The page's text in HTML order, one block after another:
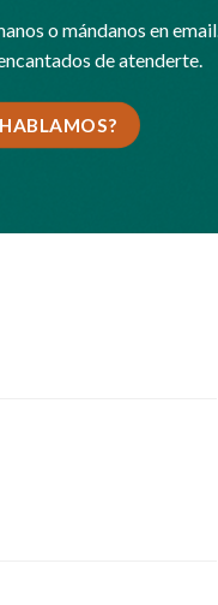
omándanos en email.
de atenderte.